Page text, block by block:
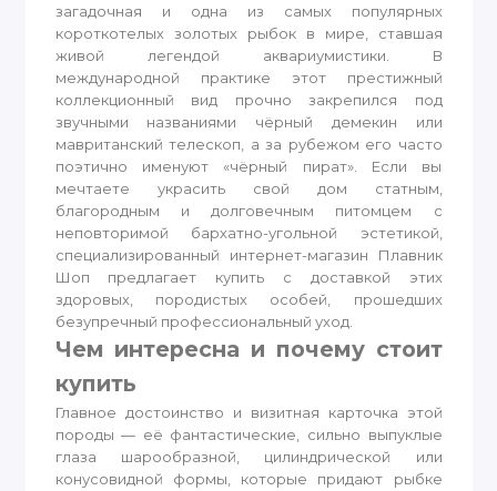
загадочная и одна из самых популярных
короткотелых золотых рыбок в мире, ставшая
живой легендой аквариумистики. В
международной практике этот престижный
коллекционный вид прочно закрепился под
звучными названиями чёрный демекин или
мавританский телескоп, а за рубежом его часто
поэтично именуют «чёрный пират». Если вы
мечтаете украсить свой дом статным,
благородным и долговечным питомцем с
неповторимой бархатно-угольной эстетикой,
специализированный интернет-магазин Плавник
Шоп предлагает купить с доставкой этих
здоровых, породистых особей, прошедших
безупречный профессиональный уход.
Чем интересна и почему стоит
купить
Главное достоинство и визитная карточка этой
породы — её фантастические, сильно выпуклые
глаза шарообразной, цилиндрической или
конусовидной формы, которые придают рыбке